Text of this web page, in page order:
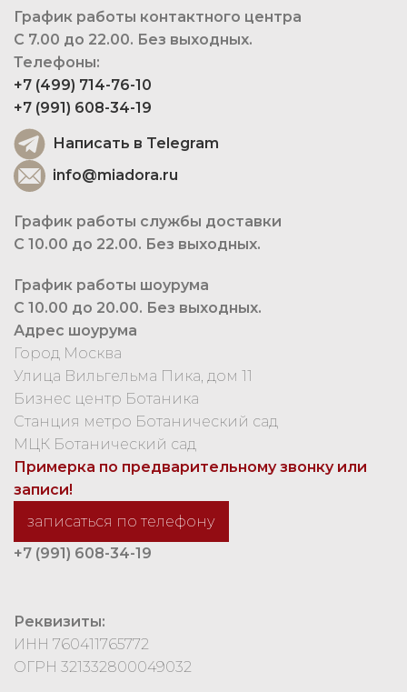
График работы контактного центра
С 7.00 до 22.00. Без выходных.
Телефоны:
+7 (499) 714-76-10
+7 (991) 608-34-19
Написать в Telegram
info@miadora.ru
График работы службы доставки
С 10.00 до 22.00. Без выходных.
График работы шоурума
С 10.00 до 20.00. Без выходных.
Адрес шоурума
Город Москва
Улица Вильгельма Пика, дом 11
Бизнес центр Ботаника
Станция метро Ботанический сад
МЦК Ботанический сад
Примерка по предварительному звонку или
записи!
записаться по телефону
+7 (991) 608-34-19
Реквизиты:
ИНН 760411765772
ОГРН 321332800049032